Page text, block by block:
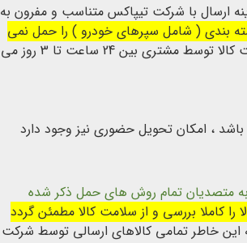
با شرکت تیپاکس متناسب و مفرون به
بندی ( شامل سپرهای خودرو ) را حمل نمی
و میبایست ازدو روش دیگر استفاده شود . زمان دریافت کالا توسط مشتری بین 24 ساعت تا 3 روز می
باشد ، امکان تحویل حضوری نیز وجود دارد
به متصدیان تمام روش های حمل ذکر شده
را کاملا بررسی و از سلامت کالا مطمئن گردد
خاطر تمامی کالاهای ارسالی توسط شرکت